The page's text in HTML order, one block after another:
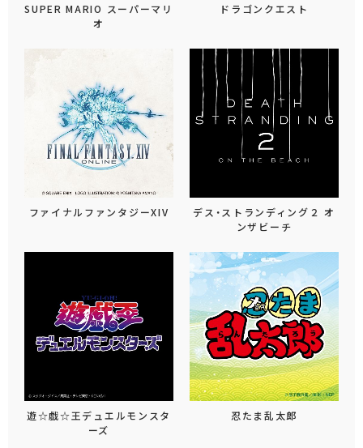
SUPER MARIO スーパーマリ
オ
ドラゴンクエスト
ファイナルファンタジーXIV
デス・ストランディング２ オ
ンザビーチ
遊☆戯☆王デュエルモンスタ
ーズ
忍たま乱太郎